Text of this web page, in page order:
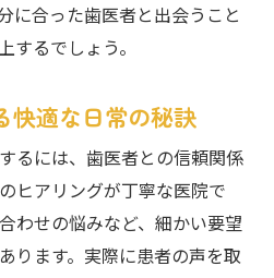
に合った歯医者と出会うこと
するでしょう。
快適な日常の秘訣
るには、歯医者との信頼関係
ヒアリングが丁寧な医院で
わせの悩みなど、細かい要望
ります。実際に患者の声を取